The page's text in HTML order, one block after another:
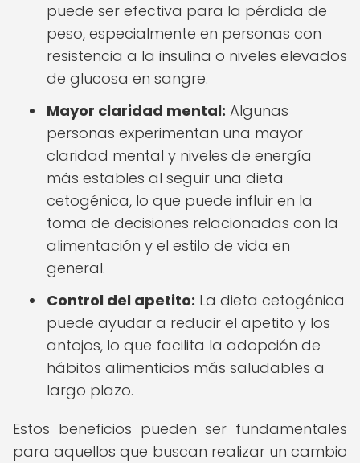
puede ser efectiva para la pérdida de
peso, especialmente en personas con
resistencia a la insulina o niveles elevados
de glucosa en sangre.
Mayor claridad mental: Algunas
personas experimentan una mayor
claridad mental y niveles de energía
más estables al seguir una dieta
cetogénica, lo que puede influir en la
toma de decisiones relacionadas con la
alimentación y el estilo de vida en
general.
Control del apetito: La dieta cetogénica
puede ayudar a reducir el apetito y los
antojos, lo que facilita la adopción de
hábitos alimenticios más saludables a
largo plazo.
Estos beneficios pueden ser fundamentales
para aquellos que buscan realizar un cambio